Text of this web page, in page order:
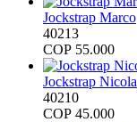
Jockstrap Marco
40213
COP 55.000
Jockstrap Nicola
40210
COP 45.000